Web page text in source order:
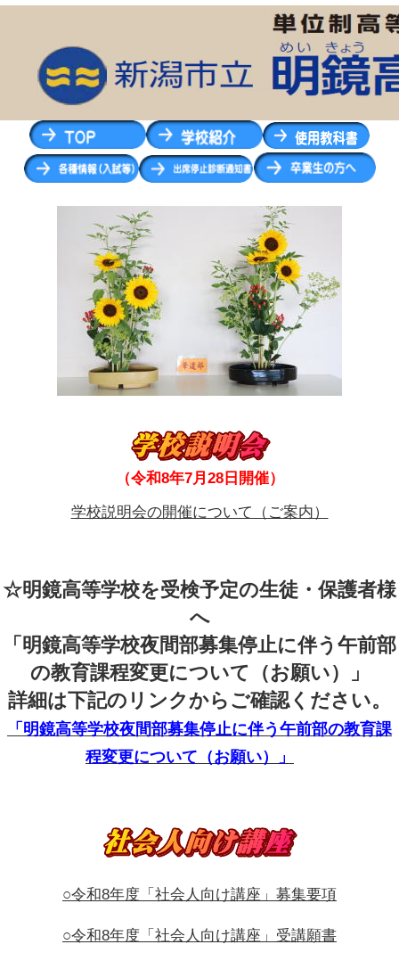
（令和8年7月28日開催）
学校説明会の開催について（ご案内）
☆明鏡高等学校を受検予定の生徒・保護者様
へ
「明鏡高等学校夜間部募集停止に伴う午前部
の教育課程変更について（お願い）」
詳細は下記のリンクからご確認ください。
「明鏡高等学校夜間部募集停止に伴う午前部の教育課
程変更について（お願い）」
○令和8年度「社会人向け講座」募集要項
○令和8年度「社会人向け講座」受講願書